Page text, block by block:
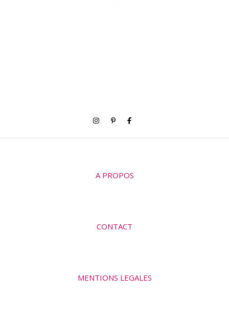
A PROPOS
CONTACT
MENTIONS LEGALES